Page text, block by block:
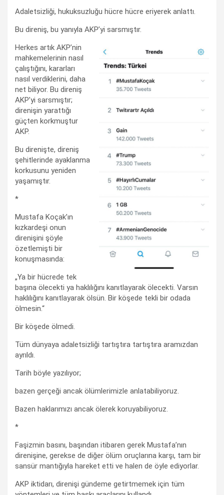
Adaletsizliği, hukuksuzluğu hücre hücre eriyerek anlattı.
Bu direniş, bu yanıyla AKP’yi sarsmıştır.
Herkes artık AKP’nin
mahkemelerinin nasıl
çalıştığını, kararları
nasıl verdiklerini, daha
net biliyor. Bu direniş
AKP’yi sarsmıştır;
direnişin yarattığı
güçten korkmuştur
AKP.
Bu direnişte, direniş
şehitlerinde ayaklanma
korkusunu yeniden
yaşamıştır.
*
Mustafa Koçak’ın
kızkardeşi onun
direnişini şöyle
özetlemişti bir
konuşmasında:
„Ya bir hücrede tek
başına ölecekti ya haklılığını kanıtlayarak ölecekti. Varsın
haklılığını kanıtlayarak ölsün. Bir köşede tekli bir odada
ölmesin.“
Bir köşede ölmedi.
Tüm dünyaya adaletsizliği tartıştıra tartıştıra aramızdan
ayrıldı.
Tarih böyle yazılıyor;
bazen gerçeği ancak ölümlerimizle anlatabiliyoruz.
Bazen haklarımızı ancak ölerek koruyabiliyoruz.
*
Faşizmin basını, başından itibaren gerek Mustafa’nın
direnişine, gerekse de diğer ölüm oruçlarına karşı, tam bir
sansür mantığıyla hareket etti ve halen de öyle ediyorlar.
AKP iktidarı, direnişi gündeme getirtmemek için tüm